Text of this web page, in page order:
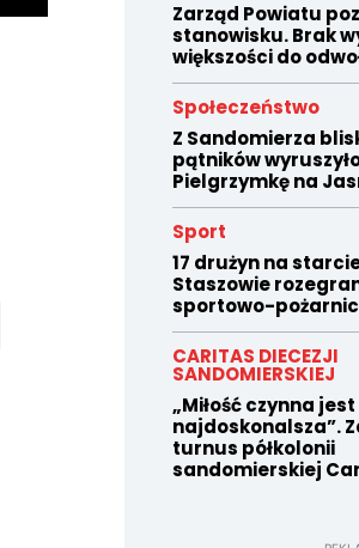
Zarząd Powiatu
stanowisku. Brak
większości do
Społeczeństwo
Z Sandomierza
pątników
Pielgrzymkę na
Sport
17 drużyn na
Staszowie
sportowo-
CARITAS DIECEZJI
SANDOMIERSKIEJ
„Miłość czynna jest
najdoskonalsza”.
turnus półkolonii
sandomierskiej